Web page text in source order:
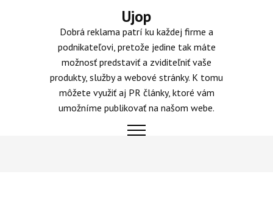
Ujop
Dobrá reklama patrí ku každej firme a
podnikateľovi, pretože jedine tak máte
možnosť predstaviť a zviditeľniť vaše
produkty, služby a webové stránky. K tomu
môžete využiť aj PR články, ktoré vám
umožníme publikovať na našom webe.